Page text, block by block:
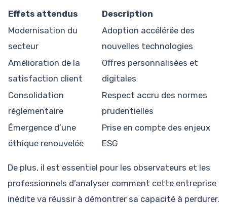
Effets attendus
Description
Modernisation du
secteur
Adoption accélérée des
nouvelles technologies
Amélioration de la
satisfaction client
Offres personnalisées et
digitales
Consolidation
réglementaire
Respect accru des normes
prudentielles
Émergence d’une
éthique renouvelée
Prise en compte des enjeux
ESG
De plus, il est essentiel pour les observateurs et les
professionnels d’analyser comment cette entreprise
inédite va réussir à démontrer sa capacité à perdurer.